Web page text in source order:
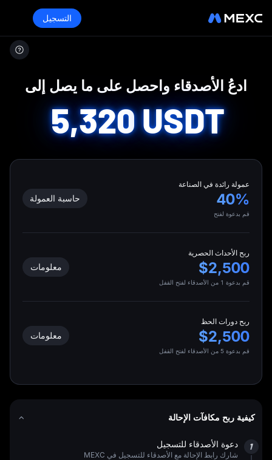
التسجيل
ادعُ الأصدقاء واحصل على ما يصل إلى
5,320USDT
عمولة رائدة في الصناعة
40%
قم بدعوة لفتح
حاسبة العمولة
ربح الأحداث الحصرية
$2,500
قم بدعوة 1 من الأصدقاء لفتح القفل
معلومات
ربح دورات الحظ
$2,500
قم بدعوة 5 من الأصدقاء لفتح القفل
معلومات
كيفية ربح مكافآت الإحالة
1 دعوة الأصدقاء للتسجيل
شارك رابط الإحالة مع الأصدقاء للتسجيل في MEXC